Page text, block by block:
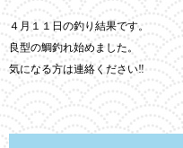
４月１１日の釣り結果です。
良型の鯛釣れ始めました。
気になる方は連絡ください‼︎